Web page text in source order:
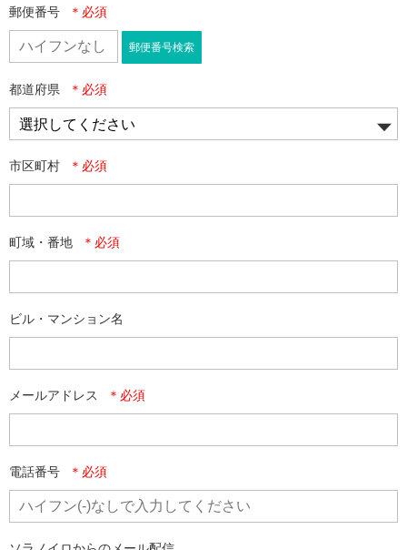
郵便番号
郵便番号検索
都道府県
市区町村
町域・番地
ビル・マンション名
メールアドレス
電話番号